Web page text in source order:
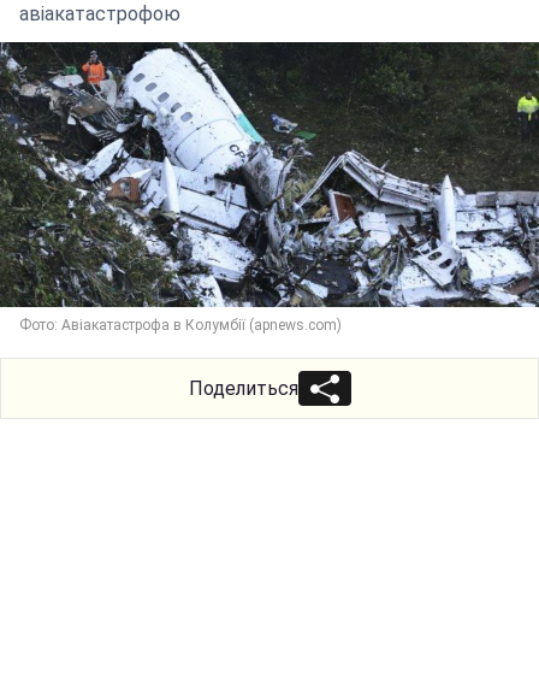
авіакатастрофою
Фото: Авіакатастрофа в Колумбії (apnews.com)
Поделиться